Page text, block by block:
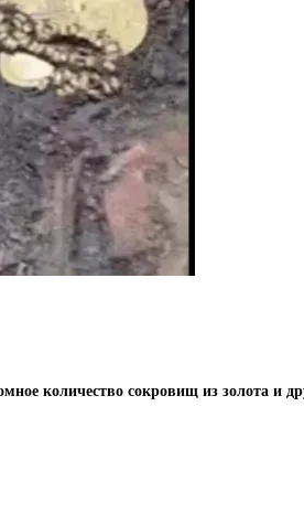
количество сокровищ из золота и